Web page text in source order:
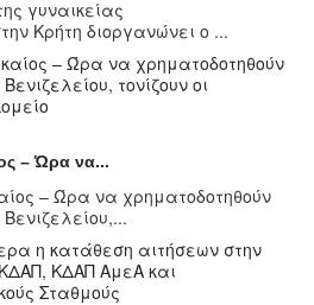
γυναικείας
Κρήτη διοργανώνει ο ...
– Ώρα να...
– Ώρα να χρηματοδοτηθούν